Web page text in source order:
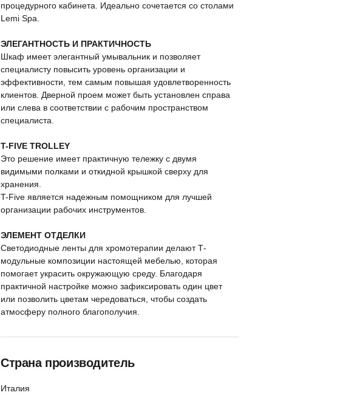
процедурного кабинета. Идеально сочетается со столами
Lemi Spa.
ЭЛЕГАНТНОСТЬ И ПРАКТИЧНОСТЬ
Шкаф имеет элегантный умывальник и позволяет
специалисту повысить уровень организации и
эффективности, тем самым повышая удовлетворенность
клиентов. Дверной проем может быть установлен справа
или слева в соответствии с рабочим пространством
специалиста.
T-FIVE TROLLEY
Это решение имеет практичную тележку с двумя
видимыми полками и откидной крышкой сверху для
хранения.
T-Five является надежным помощником для лучшей
организации рабочих инструментов.
ЭЛЕМЕНТ ОТДЕЛКИ
Светодиодные ленты для хромотерапии делают Т-
модульные композиции настоящей мебелью, которая
помогает украсить окружающую среду. Благодаря
практичной настройке можно зафиксировать один цвет
или позволить цветам чередоваться, чтобы создать
атмосферу полного благополучия.
Страна производитель
Италия